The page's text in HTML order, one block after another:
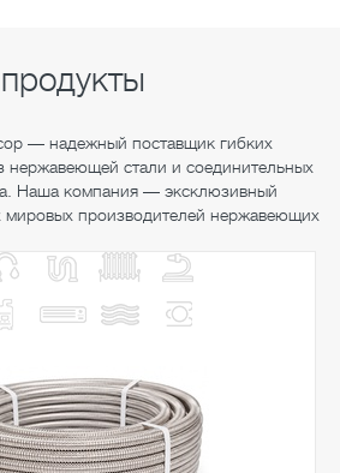
— надежный поставщик гибких
нержавеющей стали и соединительных
Наша компания — эксклюзивный
мировых производителей нержавеющих